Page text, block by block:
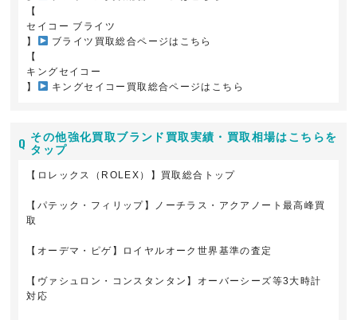
【
セイコー ブライツ
】
ブライツ買取総合ページはこちら
【
キングセイコー
】
キングセイコー買取総合ページはこちら
その他強化買取ブランド買取実績・買取相場はこちらを
タップ
【ロレックス（ROLEX）】買取総合トップ
【パテック・フィリップ】ノーチラス・アクアノート最高峰買
取
【オーデマ・ピゲ】ロイヤルオーク世界基準の査定
【ヴァシュロン・コンスタンタン】オーバーシーズ等3大時計
対応